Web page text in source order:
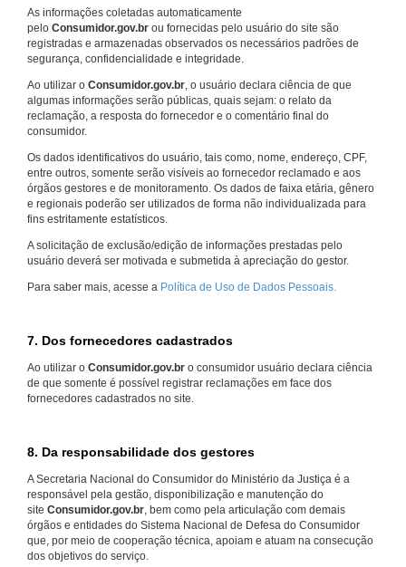
As informações coletadas automaticamente
pelo Consumidor.gov.br ou fornecidas pelo usuário do site são
registradas e armazenadas observados os necessários padrões de
segurança, confidencialidade e integridade.
Ao utilizar o Consumidor.gov.br , o usuário declara ciência de que
algumas informações serão públicas, quais sejam: o relato da
reclamação, a resposta do fornecedor e o comentário final do
consumidor.
Os dados identificativos do usuário, tais como, nome, endereço, CPF,
entre outros, somente serão visíveis ao fornecedor reclamado e aos
órgãos gestores e de monitoramento. Os dados de faixa etária, gênero
e regionais poderão ser utilizados de forma não individualizada para
fins estritamente estatísticos.
A solicitação de exclusão/edição de informações prestadas pelo
usuário deverá ser motivada e submetida à apreciação do gestor.
Para saber mais, acesse a Política de Uso de Dados Pessoais.
7. Dos fornecedores cadastrados
Ao utilizar o Consumidor.gov.br o consumidor usuário declara ciência
de que somente é possível registrar reclamações em face dos
fornecedores cadastrados no site.
8. Da responsabilidade dos gestores
A Secretaria Nacional do Consumidor do Ministério da Justiça é a
responsável pela gestão, disponibilização e manutenção do
site Consumidor.gov.br, bem como pela articulação com demais
órgãos e entidades do Sistema Nacional de Defesa do Consumidor
que, por meio de cooperação técnica, apoiam e atuam na consecução
dos objetivos do serviço.